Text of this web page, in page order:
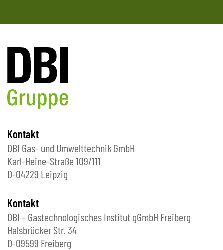
Kontakt
DBI Gas- und Umwelttechnik GmbH
Karl-Heine-Straße 109/111
D-04229 Leipzig
Kontakt
DBI – Gastechnologisches Institut gGmbH Freiberg
Halsbrücker Str. 34
D-09599 Freiberg